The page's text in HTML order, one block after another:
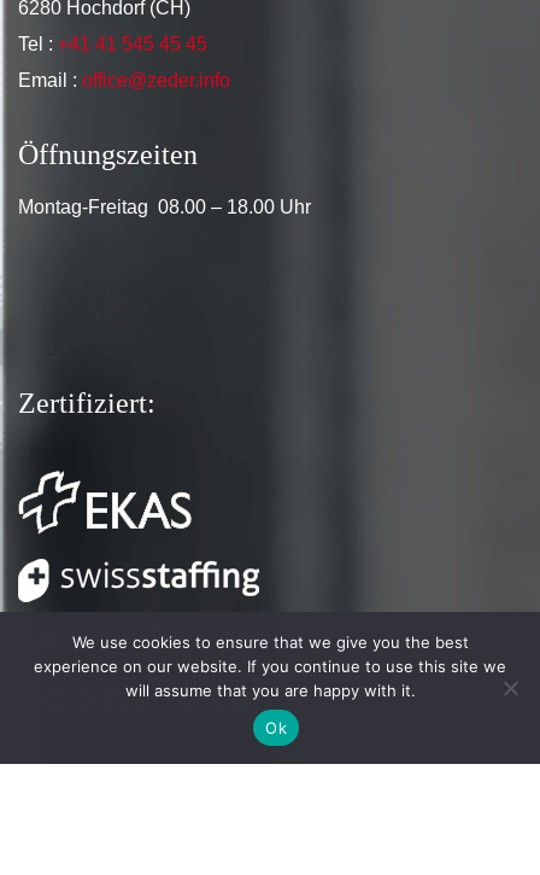
6280 Hochdorf (CH)
Tel : +41 41 545 45 45
Email : office@zeder.info
Öffnungszeiten
Montag-Freitag 08.00 – 18.00 Uhr
Zertifiziert:
We use cookies to ensure that we give you the best
experience on our website. If you continue to use this site we
will assume that you are happy with it.
Ok